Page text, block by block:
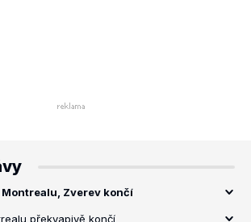
Montrealu, Zverev končí
překvapivě končí